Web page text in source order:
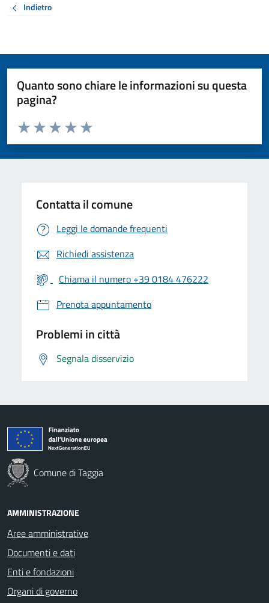
Indietro
Quanto sono chiare le informazioni su questa
pagina?
Valuta da 1 a 5 stelle la pagina
Valuta 5 stelle su 5
Valuta 4 stelle su 5
Valuta 3 stelle su 5
Valuta 2 stelle su 5
Valuta 1 stelle su 5
Contatta il comune
Leggi le domande frequenti
Richiedi assistenza
Chiama il numero +39 0184 476222
Prenota appuntamento
Problemi in città
Segnala disservizio
Comune di Taggia
AMMINISTRAZIONE
Aree amministrative
Documenti e dati
Enti e fondazioni
Organi di governo